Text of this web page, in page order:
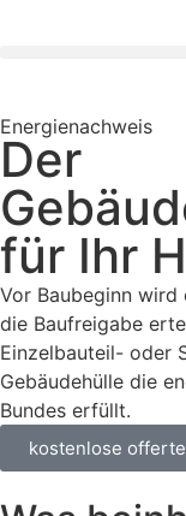
Energienachweis
Der
für Ihr
Vor Baubeginn
die Baufreigabe
Einzelbauteil- oder
Gebäudehülle die
Bundes erfüllt.
kostenlose offerte